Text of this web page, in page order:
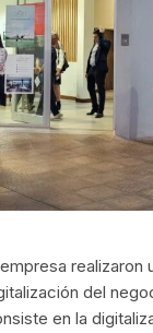
realizaron
del
en la